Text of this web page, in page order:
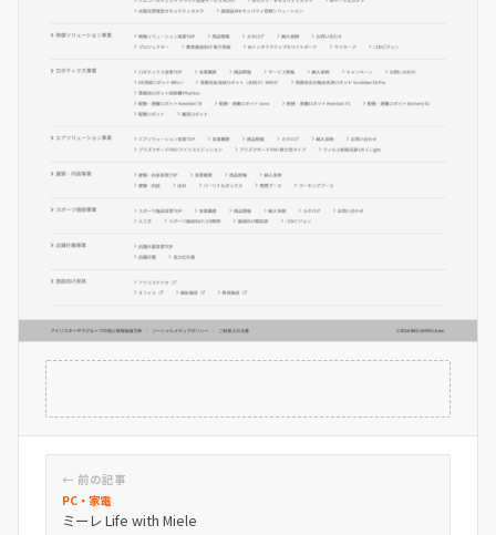
← 前の記事
PC・家電
ミーレ Life with Miele